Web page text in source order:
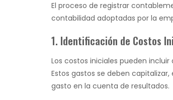
El proceso de registrar
contabilidad adoptadas por la
1. Identificación de Costos
Los costos iniciales pueden
Estos gastos se deben
gasto en la cuenta de resultados.